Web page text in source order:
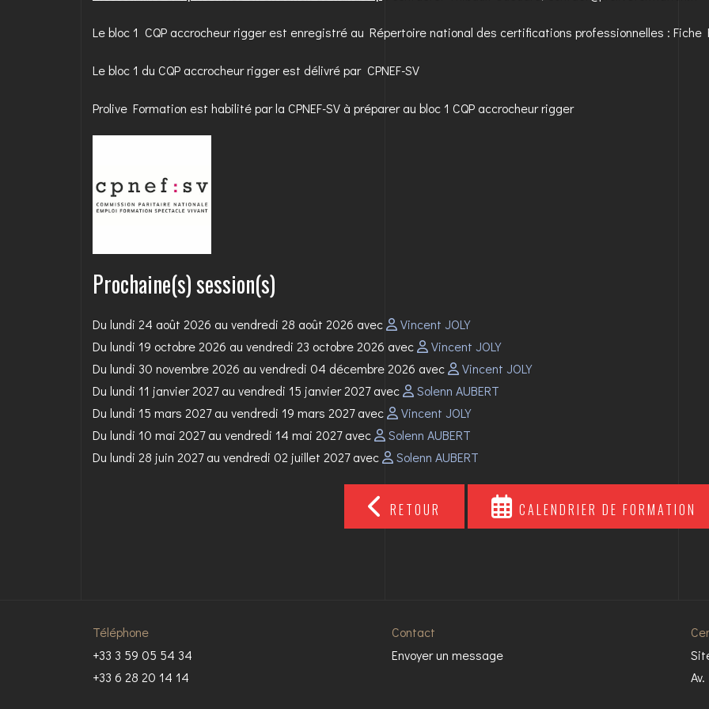
Le bloc 1 CQP accrocheur rigger est enregistré au Répertoire national des certifications professionnelles : Fiche
Le bloc 1 du CQP accrocheur rigger est délivré par CPNEF-SV
Prolive Formation est habilité par la CPNEF-SV à préparer au bloc 1 CQP accrocheur rigger
Prochaine(s) session(s)
Du lundi 24 août 2026 au vendredi 28 août 2026 avec
Vincent JOLY
Du lundi 19 octobre 2026 au vendredi 23 octobre 2026 avec
Vincent JOLY
Du lundi 30 novembre 2026 au vendredi 04 décembre 2026 avec
Vincent JOLY
Du lundi 11 janvier 2027 au vendredi 15 janvier 2027 avec
Solenn AUBERT
Du lundi 15 mars 2027 au vendredi 19 mars 2027 avec
Vincent JOLY
Du lundi 10 mai 2027 au vendredi 14 mai 2027 avec
Solenn AUBERT
Du lundi 28 juin 2027 au vendredi 02 juillet 2027 avec
Solenn AUBERT
RETOUR CALENDRIER DE FORMATION
Téléphone
+33 3 59 05 54 34
+33 6 28 20 14 14
Contact
Envoyer un message